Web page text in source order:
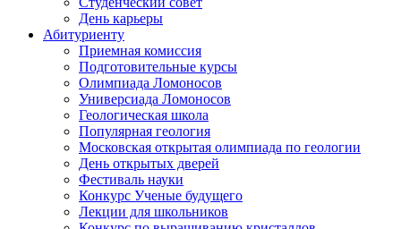
День карьеры
Абитуриенту
Приемная комиссия
Подготовительные курсы
Олимпиада Ломоносов
Универсиада Ломоносов
Геологическая школа
Популярная геология
Московская открытая олимпиада по геологии
День открытых дверей
Фестиваль науки
Конкурс Ученые будущего
Лекции для школьников